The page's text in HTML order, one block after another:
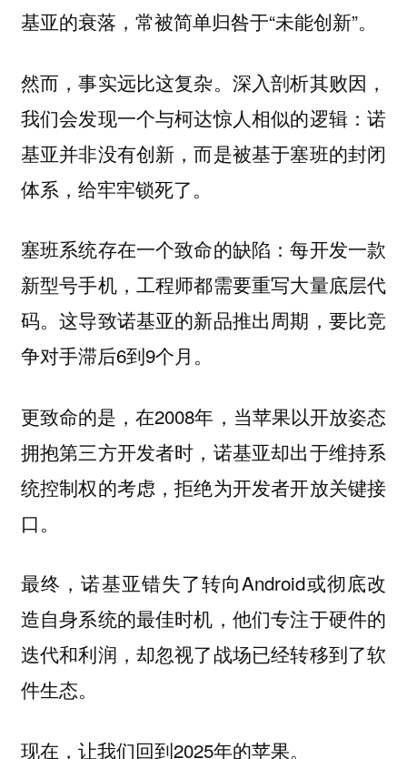
基亚的衰落，常被简单归咎于“未能创新”。
然而，事实远比这复杂。深入剖析其败因，
我们会发现一个与柯达惊人相似的逻辑：诺
基亚并非没有创新，而是被基于塞班的封闭
体系，给牢牢锁死了。
塞班系统存在一个致命的缺陷：每开发一款
新型号手机，工程师都需要重写大量底层代
码。这导致诺基亚的新品推出周期，要比竞
争对手滞后6到9个月。
更致命的是，在2008年，当苹果以开放姿态
拥抱第三方开发者时，诺基亚却出于维持系
统控制权的考虑，拒绝为开发者开放关键接
口。
最终，诺基亚错失了转向Android或彻底改
造自身系统的最佳时机，他们专注于硬件的
迭代和利润，却忽视了战场已经转移到了软
件生态。
现在，让我们回到2025年的苹果。